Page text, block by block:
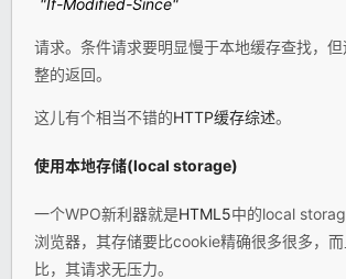
"If-Modified-Since"
请求。条件请求要明显慢于本地缓存查找，
整的返回。
这儿有个相当不错的HTTP缓存综述。
使用本地存储(local storage)
一个WPO新利器就是HTML5中的local
浏览器，其存储要比cookie精确很多很多，
比，其请求无压力。